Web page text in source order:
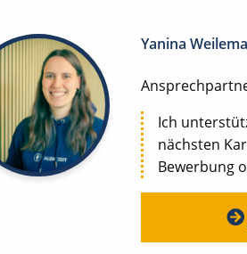
Yanina
Ich
nächsten
Bewerbung